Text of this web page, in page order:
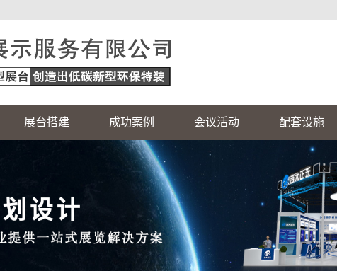
展台搭建 成功案例 会议活动 配套设施